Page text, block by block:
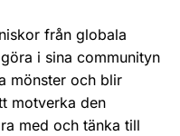
från globala
i sina communityn
mönster och blir
motverka den
med och tänka till